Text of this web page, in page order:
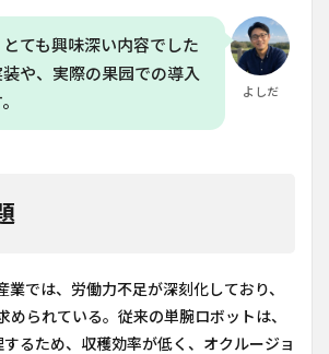
よしだ
ても興味深い内容でした
や、実際の果园での導入
業では、労働力不足が深刻化しており、
められている。従来の単腕ロボットは、
るため、収穫効率が低く、オクルージョ